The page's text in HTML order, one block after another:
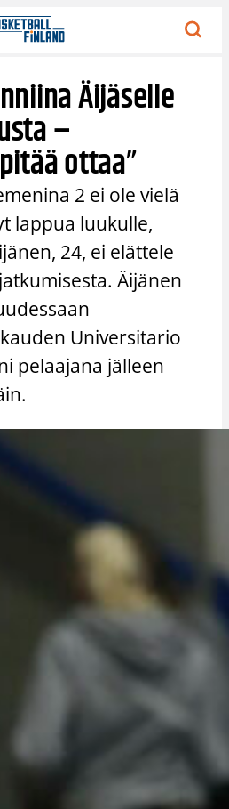
Äijäselle
–
ottaa”
2 ei ole vielä
lappua luukulle,
24, ei elättele
Äijänen
Universitario
pelaajana jälleen